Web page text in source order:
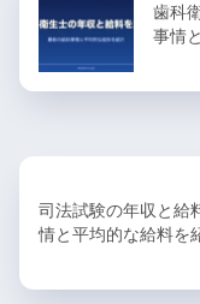
歯科
事情
司法試験の年収と給
情と平均的な給料を